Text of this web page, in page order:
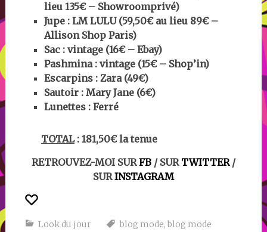
lieu 135€ – Showroomprivé)
Jupe : LM LULU (59,50€ au lieu 89€ –
Allison Shop Paris)
Sac : vintage (16€ – Ebay)
Pashmina : vintage (15€ – Shop’in)
Escarpins : Zara (49€)
Sautoir : Mary Jane (6€)
Lunettes : Ferré
TOTAL: 181,50€ la tenue
RETROUVEZ-MOI SUR FB / SUR TWITTER/
SURINSTAGRAM
Look du jour blog mode, blog mode